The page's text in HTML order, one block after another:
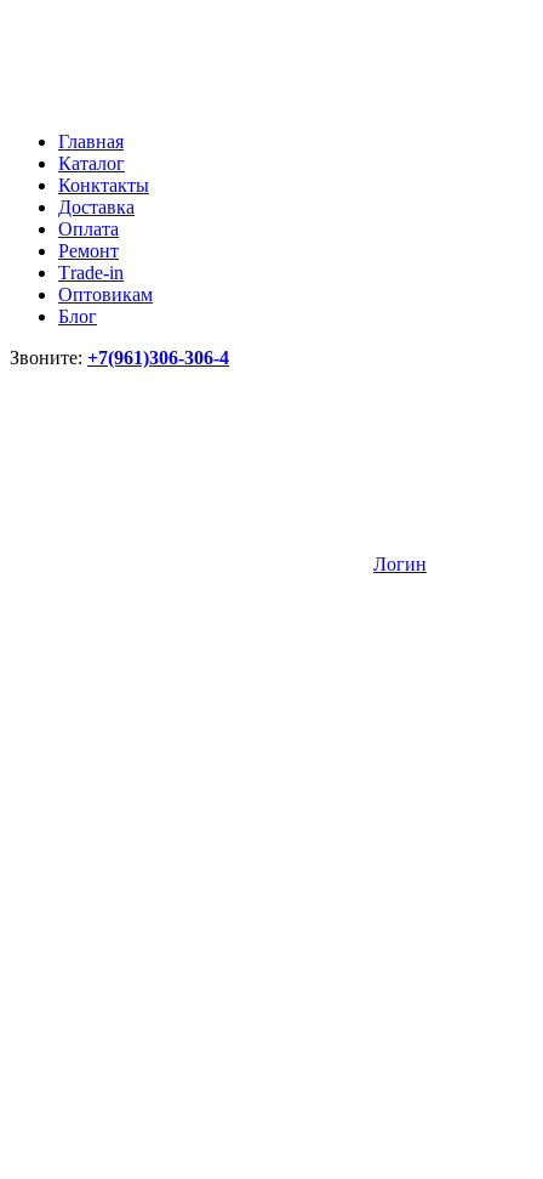
Главная
Каталог
Конктакты
Доставка
Оплата
Ремонт
Тrade-in
Оптовикам
Блог
Звоните: +7(961)306-306-4
Логин